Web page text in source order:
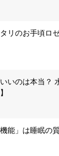
リのお手頃ロ
いのは本当？
能」は睡眠の